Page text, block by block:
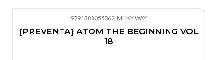
9791388055362 |MILKY WAY
[PREVENTA] ATOM THE BEGINNING VOL
18